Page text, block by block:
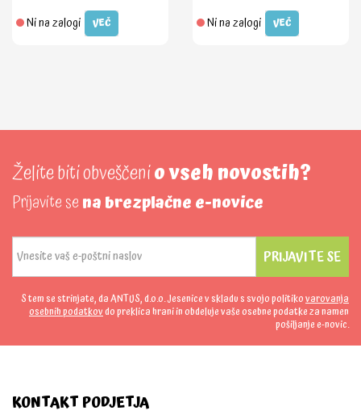
Ni na zalogi VEČ Ni na zalogi VEČ
Želite biti obveščenio vseh novostih?
Prijavite sena brezplačne e-novice
PRIJAVITE SE
S tem se strinjate, da ANTUS, d.o.o. Jesenice v skladu s svojo politikovarovanja
osebnih podatkovdo preklica hrani in obdeluje vaše osebne podatke za namen
pošiljanje e-novic.
KONTAKT PODJETJA